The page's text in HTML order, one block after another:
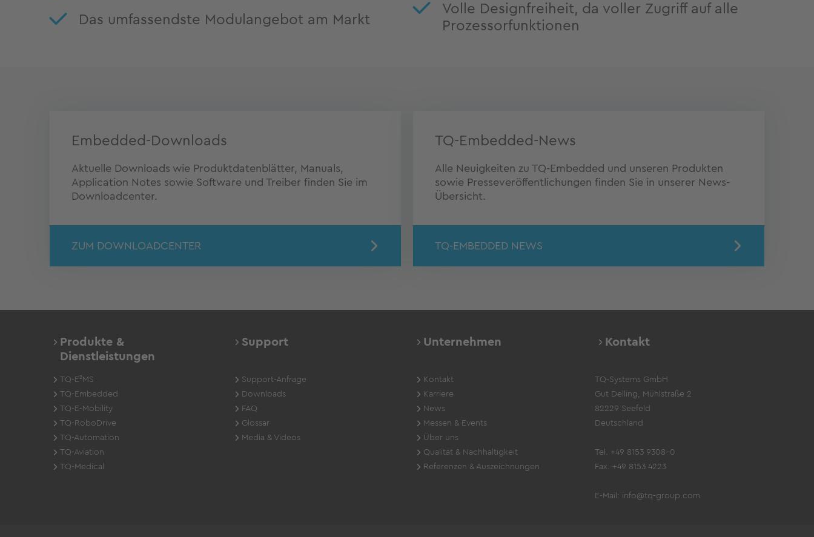
Das umfassendste Modulangebot am Markt
Volle Designfreiheit, da voller Zugriff auf alle
Prozessorfunktionen
Embedded-Downloads
Aktuelle Downloads wie Produktdatenblätter, Manuals,
Application Notes sowie Software und Treiber finden Sie im
Downloadcenter.
ZUM DOWNLOADCENTER
TQ-Embedded-News
Alle Neuigkeiten zu TQ-Embedded und unseren Produkten
sowie Presseveröffentlichungen finden Sie in unserer News-
Übersicht.
TQ-EMBEDDED NEWS
Produkte &
Dienstleistungen
TQ-E²MS
TQ-Embedded
TQ-E-Mobility
TQ-RoboDrive
TQ-Automation
TQ-Aviation
TQ-Medical
Support
Support-Anfrage
Downloads
FAQ
Glossar
Media & Videos
Unternehmen
Kontakt
Karriere
News
Messen & Events
Über uns
Qualität & Nachhaltigkeit
Referenzen & Auszeichnungen
Kontakt
TQ-Systems GmbH
Gut Delling, Mühlstraße 2
82229 Seefeld
Deutschland
Tel. +49 8153 9308-0
Fax. +49 8153 4223
E-Mail: info@tq-group.com